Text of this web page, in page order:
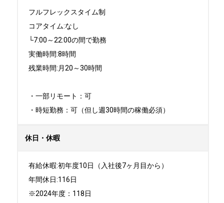
フルフレックスタイム制
コアタイム:なし
└7:00～22:00の間で勤務
実働時間:8時間
残業時間:月20～30時間
・一部リモート：可
・時短勤務：可（但し週30時間の稼働必須）
休日・休暇
有給休暇:初年度10日（入社後7ヶ月目から）
年間休日:116日
※2024年度：118日